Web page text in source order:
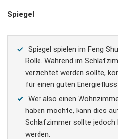
Spiegel
Spiegel spielen im Feng
Rolle. Während im
verzichtet werden sollte,
für einen guten
Wer also einen
haben möchte, kann dies
Schlafzimmer sollte
werden.